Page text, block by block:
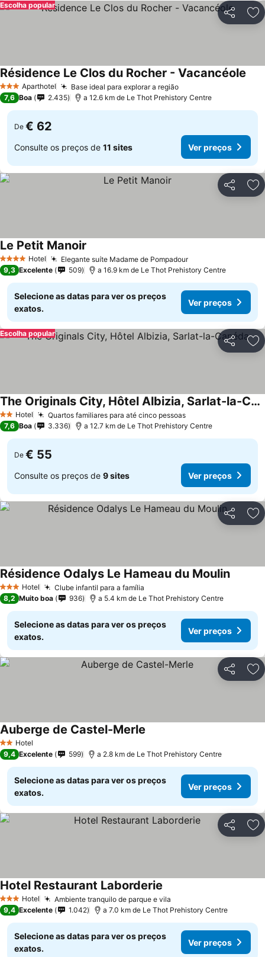
Partilhar
Escolha popular
3 EstrelasAparthotel Base ideal para explorar a região
Résidence Le Clos du Rocher - Vacancéole
7,6 Boa 2.435 a 12.6 km de Le Thot Prehistory Centre
De € 62
Consulte os preços de 11 sites Ver preços
Partilhar
4 EstrelasHotel Elegante suíte Madame de Pompadour
Le Petit Manoir
9,3 Excelente 509 a 16.9 km de Le Thot Prehistory Centre
Selecione as datas para ver os preços
exatos.
Ver preços
Partilhar
Escolha popular
2 Estrelas
Hotel Quartos familiares para até cinco pessoas
The Originals City, Hôtel Albizia, Sarlat-la-Canéda
7,6 Boa 3.336 a 12.7 km de Le Thot Prehistory Centre
De € 55
Consulte os preços de 9 sites Ver preços
Partilhar
3 EstrelasHotel Clube infantil para a família
Résidence Odalys Le Hameau du Moulin
8,2 Muito boa 936 a 5.4 km de Le Thot Prehistory Centre
Selecione as datas para ver os preços
exatos.
Ver preços
Partilhar
2 Estrelas
Hotel
Auberge de Castel-Merle
9,4 Excelente 599 a 2.8 km de Le Thot Prehistory Centre
Selecione as datas para ver os preços
exatos.
Ver preços
Partilhar
3 EstrelasHotel Ambiente tranquilo de parque e vila
Hotel Restaurant Laborderie
9,4 Excelente 1.042 a 7.0 km de Le Thot Prehistory Centre
Selecione as datas para ver os preços
exatos.
Ver preços